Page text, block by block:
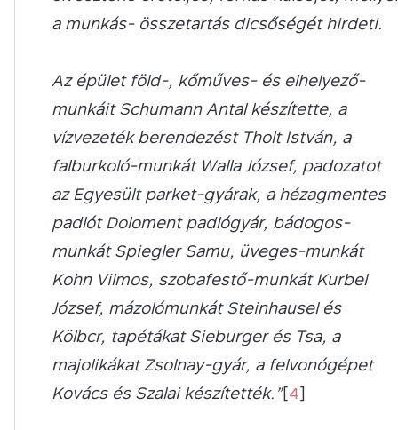
a munkás- összetartás dicsőségét hirdeti.
Az épület föld-, kőműves- és elhelyező-
munkáit Schumann Antal készítette, a
vízvezeték berendezést Tholt István, a
falburkoló-munkát Walla József, padozatot
az Egyesült parket-gyárak, a hézagmentes
padlót Doloment padlógyár, bádogos-
munkát Spiegler Samu, üveges-munkát
Kohn Vilmos, szobafestő-munkát Kurbel
József, mázolómunkát Steinhausel és
Kölbcr, tapétákat Sieburger és Tsa, a
majolikákat Zsolnay-gyár, a felvonógépet
Kovács és Szalai készítették.”[4]